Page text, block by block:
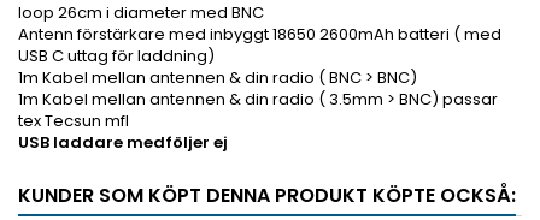
loop 26cm i diameter med BNC
Antenn förstärkare med inbyggt 18650 2600mAh batteri ( med
USB C uttag för laddning)
1m Kabel mellan antennen & din radio ( BNC > BNC)
1m Kabel mellan antennen & din radio ( 3.5mm > BNC) passar
tex Tecsun mfl
USB laddare medföljer ej
KUNDER SOM KÖPT DENNA PRODUKT KÖPTE OCKSÅ: